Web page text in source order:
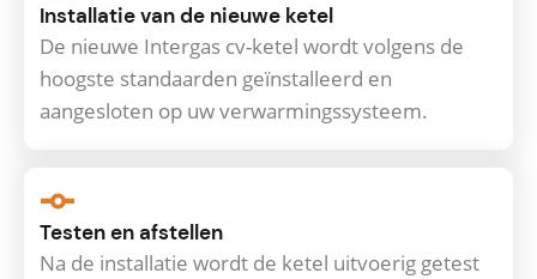
Installatie van de nieuwe ketel
De nieuwe Intergas cv-ketel wordt volgens de
hoogste standaarden geïnstalleerd en
aangesloten op uw verwarmingssysteem.
Testen en afstellen
Na de installatie wordt de ketel uitvoerig getest